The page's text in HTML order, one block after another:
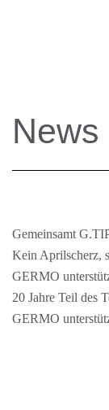
News
Gemeinsamt
Kein Aprilscherz,
GERMO
20 Jahre Teil des
GERMO